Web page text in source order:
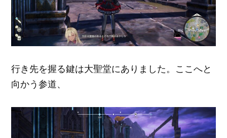
行き先を握る鍵は大聖堂にありました。ここへと
向かう参道、